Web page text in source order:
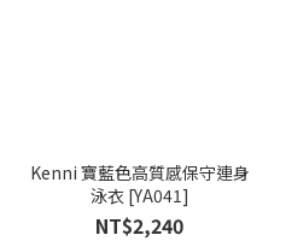
Kenni 寶藍色高質感保守連身
泳衣 [YA041]
NT$2,240